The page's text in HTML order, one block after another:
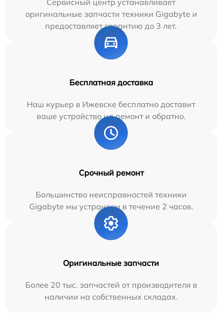
Сервисный центр устанавливает
оригинальные запчасти техники Gigabyte и
предоставляет гарантию до 3 лет.
Бесплатная доставка
Наш курьер в Ижевске бесплатно доставит
ваше устройство на ремонт и обратно.
Срочный ремонт
Большинство неисправностей техники
Gigabyte мы устраняем в течение 2 часов.
Оригинальные запчасти
Более 20 тыс. запчастей от производителя в
наличии на собственных складах.